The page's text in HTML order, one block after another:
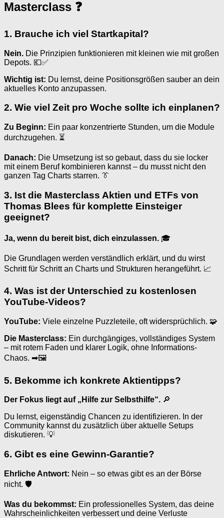
Masterclass ❓
1. Brauche ich viel Startkapital?
Nein. Die Prinzipien funktionieren mit kleinen wie mit großen
Depots. 💶✅
Wichtig ist: Du lernst, deine Positionsgrößen sauber an dein
aktuelles Konto anzupassen.
2. Wie viel Zeit pro Woche sollte ich einplanen?
Zu Beginn: Ein paar konzentrierte Stunden, um die Module
durchzugehen. ⏳
Danach: Die Umsetzung ist so gebaut, dass du sie locker
mit einem Beruf kombinieren kannst – du musst nicht den
ganzen Tag Charts starren. 👔
3. Ist die Masterclass Aktien und ETFs von
Thomas Blees für komplette Einsteiger
geeignet?
Ja, wenn du bereit bist, dich einzulassen. 🎓
Die Grundlagen werden verständlich erklärt, und du wirst
Schritt für Schritt an Charts und Strukturen herangeführt. 📈
4. Was ist der Unterschied zu kostenlosen
YouTube-Videos?
YouTube: Viele einzelne Puzzleteile, oft widersprüchlich. 🧩
Die Masterclass: Ein durchgängiges, vollständiges System
– mit rotem Faden und klarer Logik, ohne Informations-
Chaos. ➡🖼
5. Bekomme ich konkrete Aktientipps?
Der Fokus liegt auf „Hilfe zur Selbsthilfe“. 🔎
Du lernst, eigenständig Chancen zu identifizieren. In der
Community kannst du zusätzlich über aktuelle Setups
diskutieren. 💡
6. Gibt es eine Gewinn-Garantie?
Ehrliche Antwort: Nein – so etwas gibt es an der Börse
nicht. 🛡
Was du bekommst: Ein professionelles System, das deine
Wahrscheinlichkeiten verbessert und deine Verluste